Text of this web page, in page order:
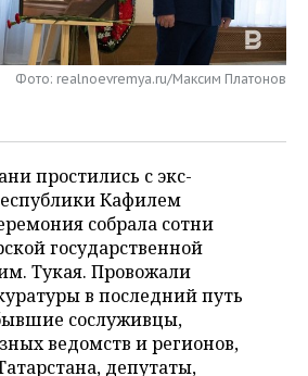
Фото: realnoevremya.ru/Максим Платонов
простились с экс-
Кафилем
собрала сотни
государственной
Тукая. Провожали
в последний путь
сослуживцы,
ведомств и регионов,
депутаты,